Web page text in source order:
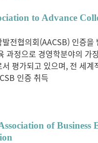
to Advance
전협의회(AACSB) 인증을
과정으로 경영학분야의 가
평가되고 있으며, 전 세계
인증 취득
of Business